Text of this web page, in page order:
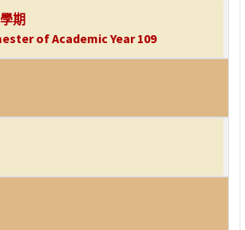
期
of Academic Year 109